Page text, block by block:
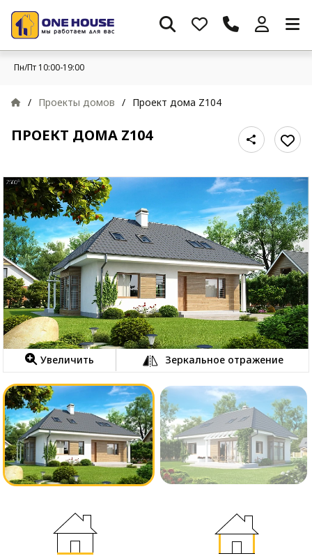
Пн/Пт 10:00-19:00
/ Проекты домов / Проект дома Z104
ПРОЕКТ ДОМА Z104
Увеличить Зеркальное отражение